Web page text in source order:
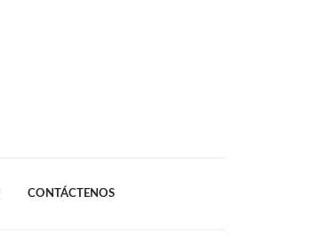
CONTÁCTENOS